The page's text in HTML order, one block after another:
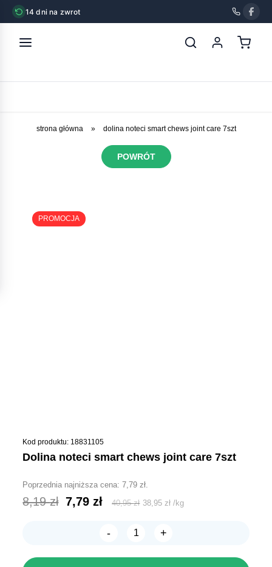
14 dni na zwrot
strona główna » dolina noteci smart chews joint care 7szt
POWRÓT
PROMOCJA
Kod produktu: 18831105
dolina noteci smart chews joint care 7szt
Poprzednia najniższa cena:7,79zł.
8,19zł Pierwotna
wynosiła:
8,19 zł.
7,79złAktualna
wynosi:
7,79 zł.
40,95zł 38,95zł /kg
-
ilość
+